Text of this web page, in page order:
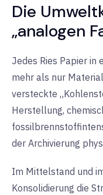
Die
„analogen
Jedes Ries Papier
mehr als nur
versteckte
Herstellung,
der Archivierung
Im Mittelstand und
Konsolidierung die